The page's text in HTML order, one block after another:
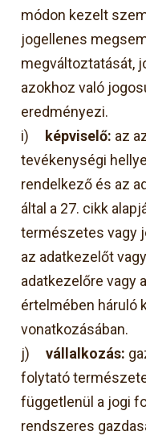
módon kezelt
jogellenes
megváltoztatását,
azokhoz való
eredményezi.
i) képviselő: az
tevékenységi
rendelkező és az
által a 27. cikk
természetes vagy
az adatkezelőt
adatkezelőre vagy
értelmében háruló
vonatkozásában.
j)vállalkozás:
folytató
függetlenül a jogi
rendszeres